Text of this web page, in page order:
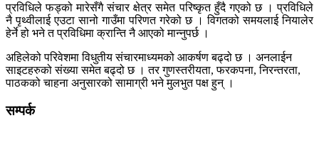
प्रविधिले फड्को मारेसँगै संचार क्षेत्र समेत परिष्कृत हुँदै गएको छ । प्रविधिले
नै पृथ्वीलाई एउटा सानो गाउँमा परिणत गरेको छ । विगतको समयलाई नियालेर
हेर्ने हो भने त प्रविधिमा क्रान्ति नै आएको मान्नुपर्छ ।
अहिलेको परिवेशमा विधुतीय संचारमाध्यमको आकर्षण बढ्दो छ । अनलाईन
साइटहरुको संख्या समेत बढ्दो छ । तर गुणस्तरीयता, फरकपना, निरन्तरता,
पाठकको चाहना अनुसारको सामाग्री भने मुलभुत पक्ष हुन् ।
सम्पर्क